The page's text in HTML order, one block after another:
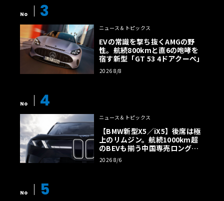
No 3
ニュース＆トピックス
EVの常識を撃ち抜くAMGの野
性。航続800kmと直6の咆哮を
宿す新型「GT 53 4ドアクーペ」
2026 8/8
No 4
ニュース＆トピックス
【BMW新型X5／iX5】後席は極
上のリムジン。航続1000km超
のBEVも揃う中国専売ロング仕
様の全貌
2026 8/6
No 5